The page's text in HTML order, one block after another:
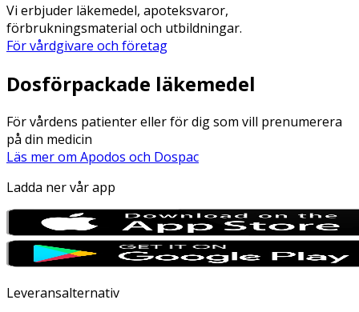
Vi erbjuder läkemedel, apoteksvaror,
förbrukningsmaterial och utbildningar.
För vårdgivare och företag
Dosförpackade läkemedel
För vårdens patienter eller för dig som vill prenumerera
på din medicin
Läs mer om Apodos och Dospac
Ladda ner vår app
Leveransalternativ